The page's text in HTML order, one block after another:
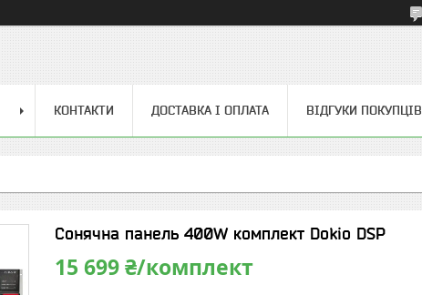
КОНТАКТИ ДОСТАВКА І ОПЛАТА ВІДГУКИ ПОКУПЦІВ
Сонячна панель 400W комплект Dokio DSP
15 699 ₴/комплект